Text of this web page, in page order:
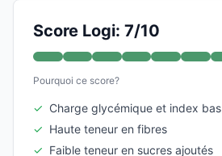
Score Logi: 7/10
Pourquoi ce score?
✓ Charge glycémique et index bas
✓ Haute teneur en fibres
✓ Faible teneur en sucres ajoutés